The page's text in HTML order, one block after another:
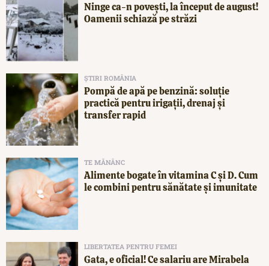
Ninge ca-n povești, la început de august!
Oamenii schiază pe străzi
ȘTIRI ROMÂNIA
Pompă de apă pe benzină: soluție
practică pentru irigații, drenaj și
transfer rapid
TE MĂNÂNC
Alimente bogate în vitamina C și D. Cum
le combini pentru sănătate și imunitate
LIBERTATEA PENTRU FEMEI
Gata, e oficial! Ce salariu are Mirabela